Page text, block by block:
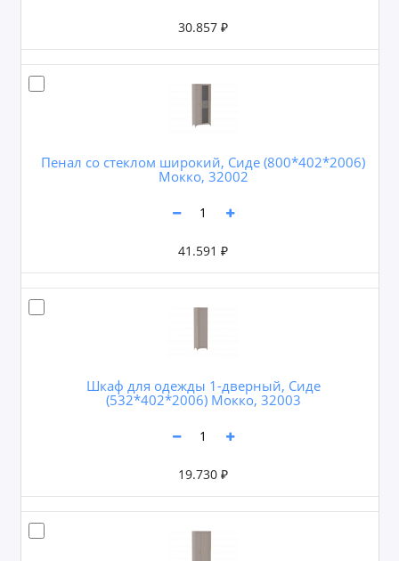
30.857 ₽
Пенал со стеклом широкий, Сиде (800*402*2006)
Мокко, 32002
41.591 ₽
Шкаф для одежды 1-дверный, Сиде
(532*402*2006) Мокко, 32003
19.730 ₽